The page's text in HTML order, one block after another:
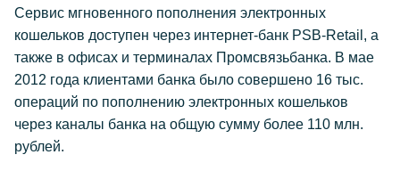
Сервис мгновенного пополнения электронных
кошельков доступен через интернет-банк PSB-Retail, а
также в офисах и терминалах Промсвязьбанка. В мае
2012 года клиентами банка было совершено 16 тыс.
операций по пополнению электронных кошельков
через каналы банка на общую сумму более 110 млн.
рублей.